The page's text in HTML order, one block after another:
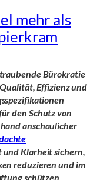
mehr als
Bürokratie
Effizienz und
den Schutz von
anschaulicher
Klarheit sichern,
reduzieren und im
schützen